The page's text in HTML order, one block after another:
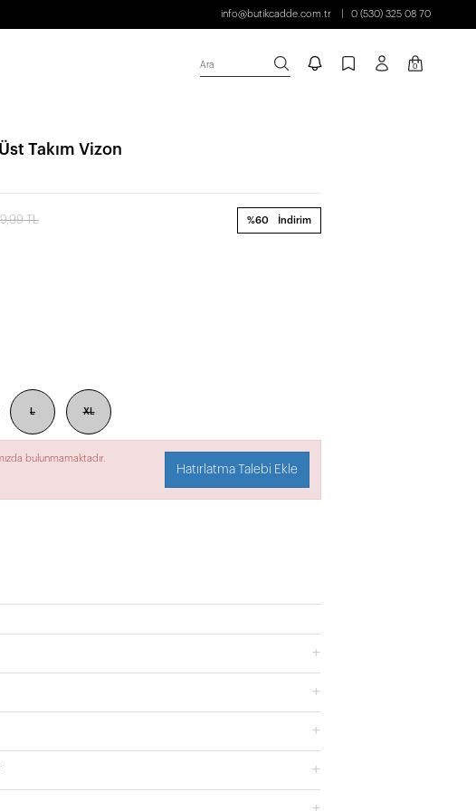
info@butikcadde.com.tr 0 (530) 325 08 70
Ara 0
Takım Vizon
%60 İndirim
TL
L XL
bulunmamaktadır.
Hatırlatma Talebi Ekle